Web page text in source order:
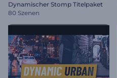
Dynamischer Stomp Titelpaket
80 Szenen